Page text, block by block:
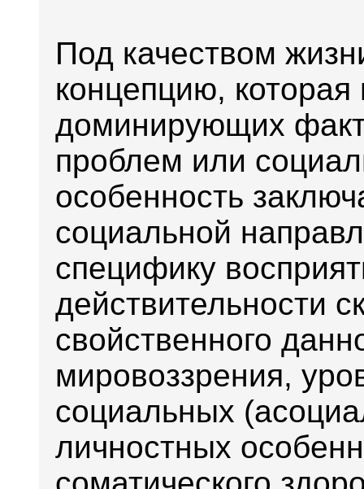
Под качеством
концепцию, которая
доминирующих
проблем или
особенность
социальной
специфику
действительности
свойственного
мировоззрения,
социальных
личностных